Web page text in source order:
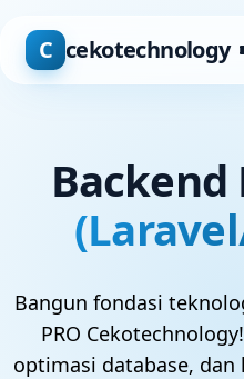
C cekotechnology
Backend
Bangun fondasi
PRO
optimasi database,